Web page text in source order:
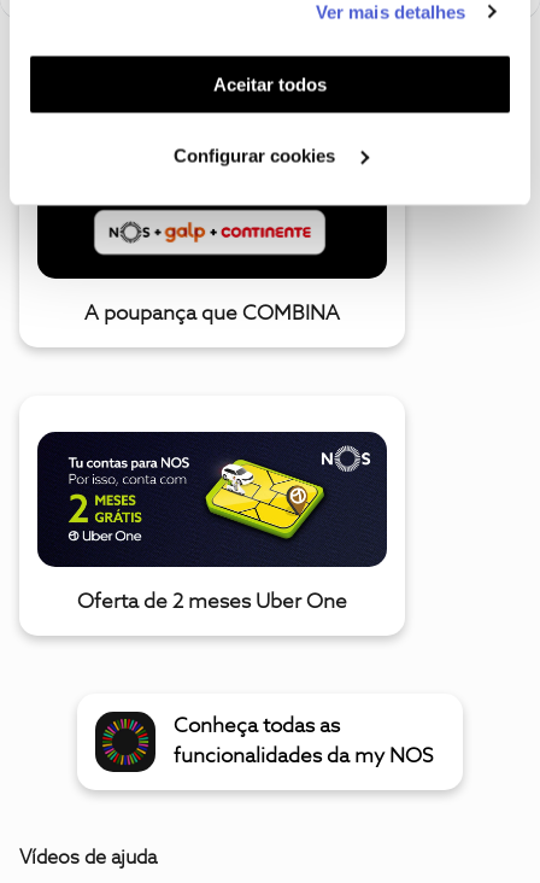
funcionalidades (cookies de personalização e
funcionalidade) e adaptar anúncios aos seus interesses
(cookies de publicidade personalizada). Pode gerir a
utilização dos cookies clicando em "Configurar
Ver mais detalhes
Aceitar todos
Configurar cookies
A poupança que COMBINA
Oferta de 2 meses Uber One
Conheça todas as
funcionalidades da my NOS
Vídeos de ajuda